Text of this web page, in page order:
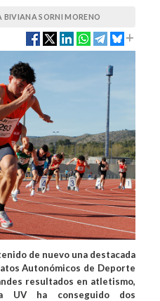
BIVIANA SORNI MORENO
de nuevo una destacada
Autonómicos de Deporte
resultados en atletismo,
UV ha conseguido dos